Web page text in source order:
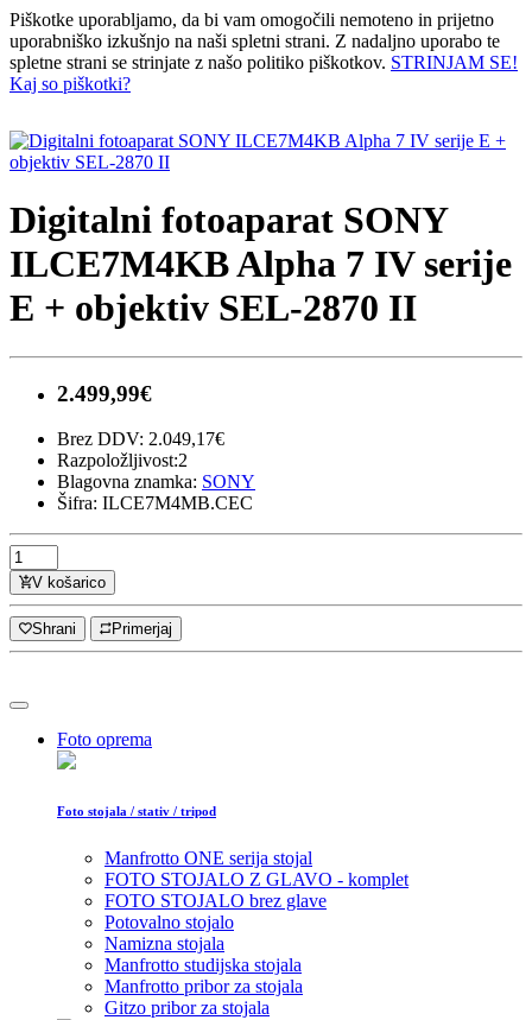
Piškotke uporabljamo, da bi vam omogočili nemoteno in prijetno
uporabniško izkušnjo na naši spletni strani. Z nadaljno uporabo te
spletne strani se strinjate z našo politiko piškotkov. STRINJAM SE!
Kaj so piškotki?
Digitalni fotoaparat SONY
ILCE7M4KB Alpha 7 IV serije
E + objektiv SEL-2870 II
2.499,99€
Brez DDV: 2.049,17€
Razpoložljivost:2
Blagovna znamka: SONY
Šifra: ILCE7M4MB.CEC
V košarico
Shrani Primerjaj
Foto oprema
Foto stojala / stativ / tripod
Manfrotto ONE serija stojal
FOTO STOJALO Z GLAVO - komplet
FOTO STOJALO brez glave
Potovalno stojalo
Namizna stojala
Manfrotto studijska stojala
Manfrotto pribor za stojala
Gitzo pribor za stojala